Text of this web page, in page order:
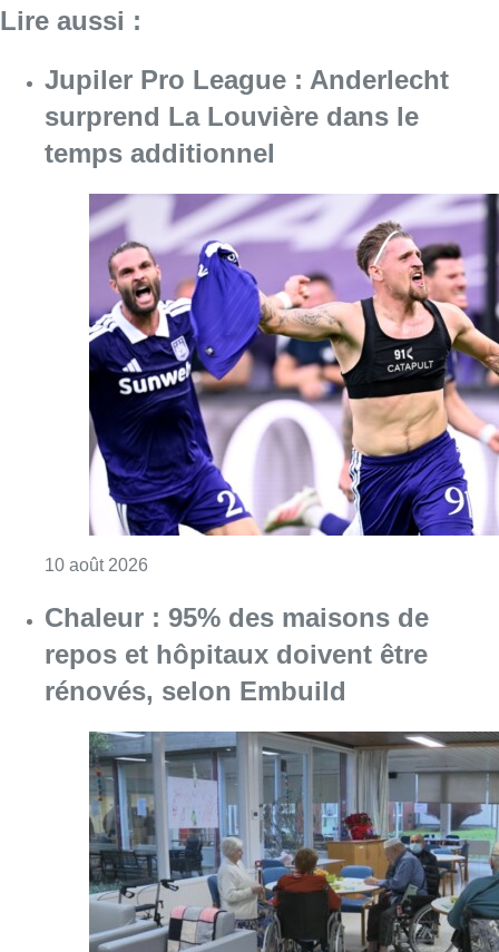
10 août 2026Consulter l'article "Jupiler Pro League :
Chaleur : 95% des maisons de
repos et hôpitaux doivent être
rénovés, selon Embuild
10 août 2026Consulter l'article "Chaleur : 95% des
Au Meyboom, l’hommage aux
Compagnons de Saint-Laurent
disparus et aux enfants des Bas-